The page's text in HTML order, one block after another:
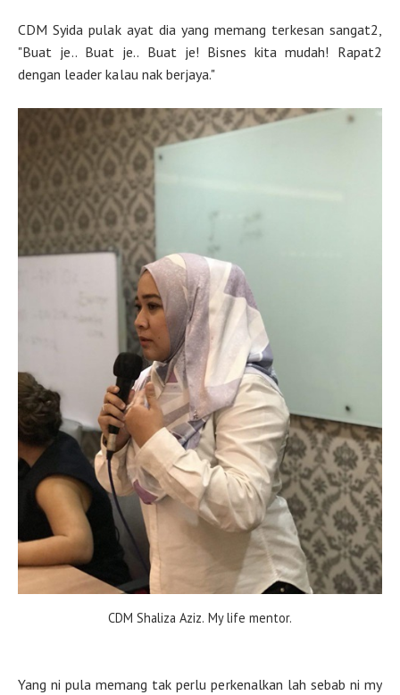
CDM Syida pulak ayat dia yang memang terkesan sangat2,
"Buat je.. Buat je.. Buat je! Bisnes kita mudah! Rapat2
dengan leader kalau nak berjaya."
CDM Shaliza Aziz. My life mentor.
Yang ni pula memang tak perlu perkenalkan lah sebab ni my